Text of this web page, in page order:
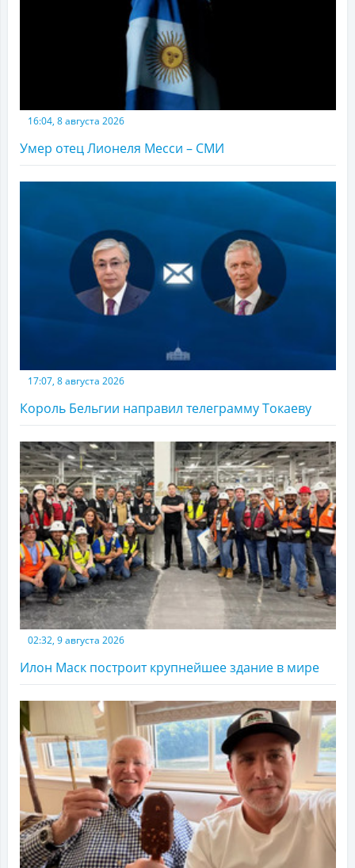
16:04, 8 августа 2026
Умер отец Лионеля Месси – СМИ
17:07, 8 августа 2026
Король Бельгии направил телеграмму Токаеву
02:32, 9 августа 2026
Илон Маск построит крупнейшее здание в мире